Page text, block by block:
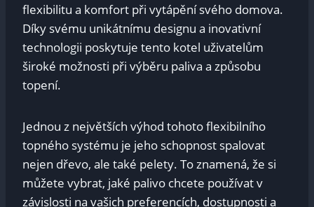
flexibilitu a komfort při vytápění svého domova.
Díky svému unikátnímu designu a inovativní
technologii poskytuje tento kotel uživatelům
široké možnosti při výběru paliva a způsobu
topení.
Jednou z největších výhod tohoto flexibilního
topného systému je jeho schopnost spalovat
nejen dřevo, ale také pelety. To znamená, že si
můžete vybrat, jaké palivo chcete používat v
závislosti na vašich preferencích, dostupnosti a